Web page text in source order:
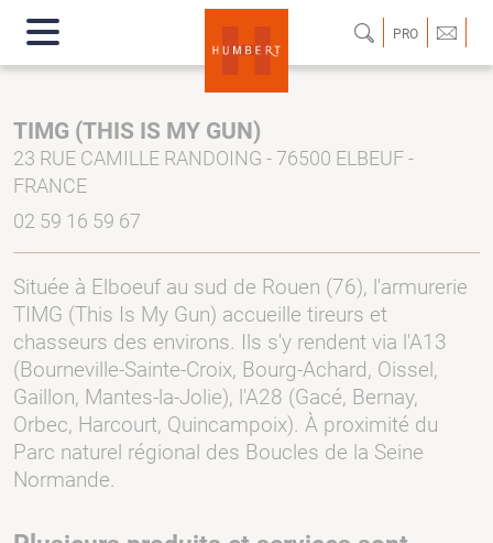
PRO
TIMG (THIS IS MY GUN)
23 RUE CAMILLE RANDOING - 76500 ELBEUF -
FRANCE
02 59 16 59 67
Située à Elboeuf au sud de Rouen (76), l'armurerie
TIMG (This Is My Gun) accueille tireurs et
chasseurs des environs. Ils s'y rendent via l'A13
(Bourneville-Sainte-Croix, Bourg-Achard, Oissel,
Gaillon, Mantes-la-Jolie), l'A28 (Gacé, Bernay,
Orbec, Harcourt, Quincampoix). À proximité du
Parc naturel régional des Boucles de la Seine
Normande.